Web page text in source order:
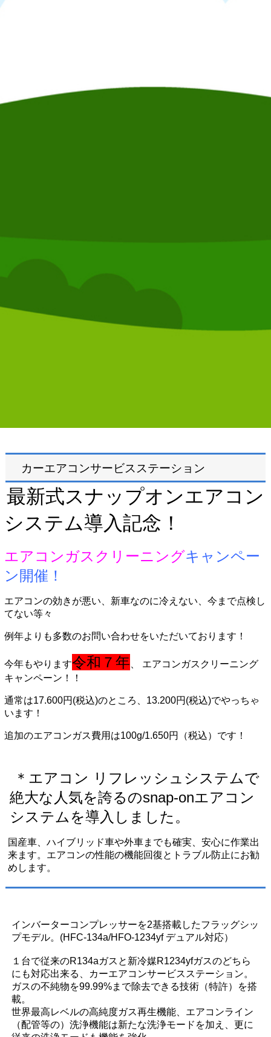
カーエアコンサービスステーション
最新式スナップオンエアコン
システム導入記念！
エアコンガスクリーニングキャンペー
ン開催！
エアコンの効きが悪い、新車なのに冷えない、今まで点検し
てない等々
例年よりも多数のお問い合わせをいただいております！
今年もやります令和７年 、 エアコンガスクリーニング
キャンペーン！！
通常は17.600円(税込)のところ、13.200円(税込)でやっちゃ
います！
追加のエアコンガス費用は100g/1.650円（税込）です！
＊エアコン リフレッシュシステムで
絶大な人気を誇るのsnap-onエアコン
システムを導入しました。
国産車、ハイブリッド車や外車までも確実、安心に作業出
来ます。エアコンの性能の機能回復とトラブル防止にお勧
めします。
インバーターコンプレッサーを2基搭載したフラッグシッ
プモデル。(HFC-134a/HFO-1234yf デュアル対応）
１台で従来のR134aガスと新冷媒R1234yfガスのどちら
にも対応出来る、カーエアコンサービスステーション。
ガスの不純物を99.99%まで除去できる技術（特許）を搭
載。
世界最高レベルの高純度ガス再生機能、エアコンライン
（配管等の）洗浄機能は新たな洗浄モードを加え、更に